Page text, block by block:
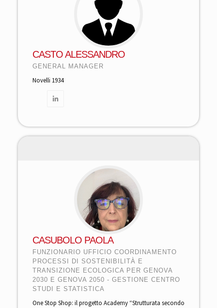
CASTO ALESSANDRO
GENERAL MANAGER
Novelli 1934
CASUBOLO PAOLA
FUNZIONARIO UFFICIO COORDINAMENTO
PROCESSI DI SOSTENIBILITÀ E
TRANSIZIONE ECOLOGICA PER GENOVA
2030 E GENOVA 2050 - GESTIONE CENTRO
STUDI E STATISTICA
One Stop Shop: il progetto Academy “Strutturata secondo